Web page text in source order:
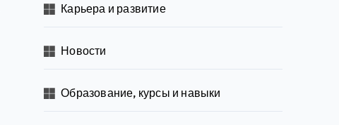
Карьера и развитие
Новости
Образование, курсы и навыки